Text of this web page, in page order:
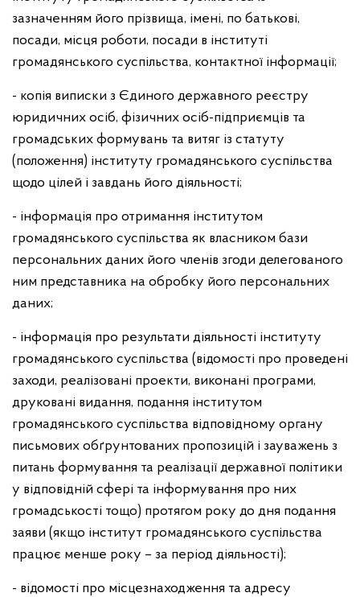
зазначенням його прізвища, імені, по батькові,
посади, місця роботи, посади в інституті
громадянського суспільства, контактної інформації;
- копія виписки з Єдиного державного реєстру
юридичних осіб, фізичних осіб-підприємців та
громадських формувань та витяг із статуту
(положення) інституту громадянського суспільства
щодо цілей і завдань його діяльності;
- інформація про отримання інститутом
громадянського суспільства як власником бази
персональних даних його членів згоди делегованого
ним представника на обробку його персональних
даних;
- інформація про результати діяльності інституту
громадянського суспільства (відомості про проведені
заходи, реалізовані проекти, виконані програми,
друковані видання, подання інститутом
громадянського суспільства відповідному органу
письмових обґрунтованих пропозицій і зауважень з
питань формування та реалізації державної політики
у відповідній сфері та інформування про них
громадськості тощо) протягом року до дня подання
заяви (якщо інститут громадянського суспільства
працює менше року – за період діяльності);
- відомості про місцезнаходження та адресу